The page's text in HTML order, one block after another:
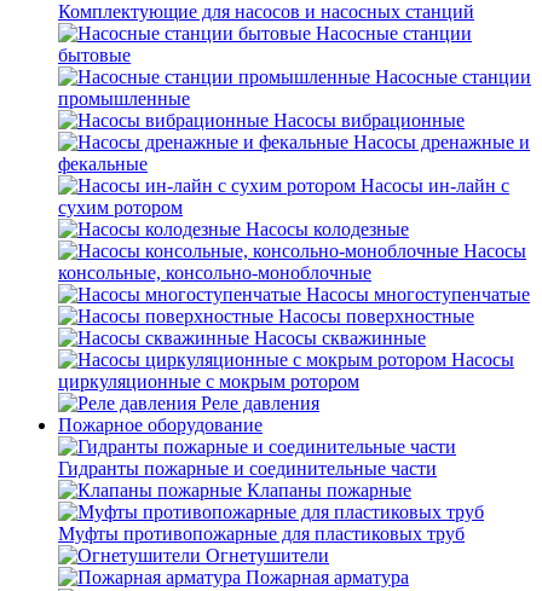
Комплектующие для насосов и насосных станций
Насосные станции
бытовые
Насосные станции
промышленные
Насосы вибрационные
Насосы дренажные и
фекальные
Насосы ин-лайн с
сухим ротором
Насосы колодезные
Насосы
консольные, консольно-моноблочные
Насосы многоступенчатые
Насосы поверхностные
Насосы скважинные
Насосы
циркуляционные с мокрым ротором
Реле давления
Пожарное оборудование
Гидранты пожарные и соединительные части
Клапаны пожарные
Муфты противопожарные для пластиковых труб
Огнетушители
Пожарная арматура